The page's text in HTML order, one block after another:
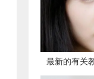
最新的有关